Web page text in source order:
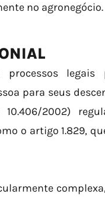
no agronegócio.
processos legais
para seus
2002)
o artigo 1.829,